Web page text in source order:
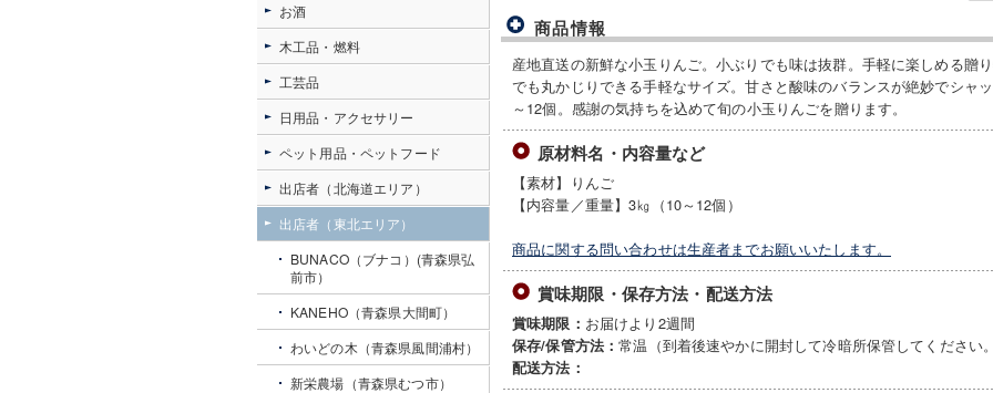
商品情報
産地直送の新鮮な小玉りんご。小ぶりでも味は抜群。手軽に楽しめる贈
でも丸かじりできる手軽なサイズ。甘さと酸味のバランスが絶妙でシャ
～12個。感謝の気持ちを込めて旬の小玉りんごを贈ります。
原材料名・内容量など
【素材】りんご
【内容量／重量】3㎏（10～12個）
商品に関する問い合わせは生産者までお願いいたします。
賞味期限・保存方法・配送方法
賞味期限： お届けより2週間
保存/保管方法：常温（到着後速やかに開封して冷暗所保管してください。
配送方法：
お酒
木工品・燃料
工芸品
日用品・アクセサリー
ペット用品・ペットフード
出店者（北海道エリア）
出店者（東北エリア）
BUNACO（ブナコ）(青森県弘
前市）
KANEHO（青森県大間町）
わいどの木（青森県風間浦村）
新栄農場（青森県むつ市）